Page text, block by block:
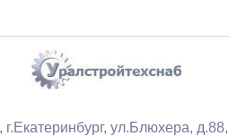
ул.Блюхера,